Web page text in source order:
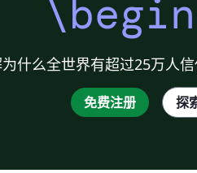
\begin
什么全世界有超过25万人
免费注册 探